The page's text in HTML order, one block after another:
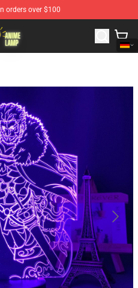
orders over $100
Store of Anime Lamp